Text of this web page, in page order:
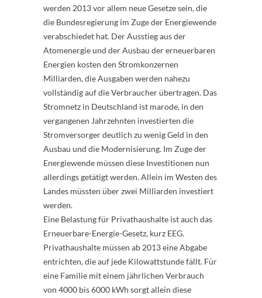
werden 2013 vor allem neue Gesetze sein, die
die Bundesregierung im Zuge der Energiewende
verabschiedet hat. Der Ausstieg aus der
Atomenergie und der Ausbau der erneuerbaren
Energien kosten den Stromkonzernen
Milliarden, die Ausgaben werden nahezu
vollständig auf die Verbraucher übertragen. Das
Stromnetz in Deutschland ist marode, in den
vergangenen Jahrzehnten investierten die
Stromversorger deutlich zu wenig Geld in den
Ausbau und die Modernisierung. Im Zuge der
Energiewende müssen diese Investitionen nun
allerdings getätigt werden. Allein im Westen des
Landes müssten über zwei Milliarden investiert
werden.
Eine Belastung für Privathaushalte ist auch das
Erneuerbare-Energie-Gesetz, kurz EEG.
Privathaushalte müssen ab 2013 eine Abgabe
entrichten, die auf jede Kilowattstunde fällt. Für
eine Familie mit einem jährlichen Verbrauch
von 4000 bis 6000 kWh sorgt allein diese